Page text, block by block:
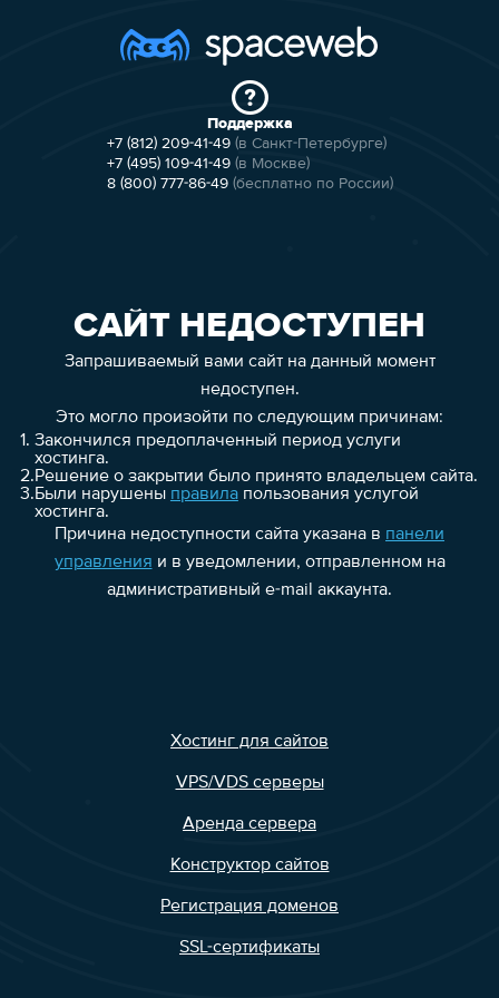
Поддержка
+7 (812) 209-41-49 (в Санкт-Петербурге)
+7 (495) 109-41-49 (в Москве)
8 (800) 777-86-49 (бесплатно по России)
САЙТ НЕДОСТУПЕН
Запрашиваемый вами сайт на данный момент
недоступен.
Это могло произойти по следующим причинам:
1. Закончился предоплаченный период услуги
хостинга.
2.Решение о закрытии было принято владельцем сайта.
3.Были нарушены правилапользования услугой
хостинга.
Причина недоступности сайта указана в панели
управления и в уведомлении, отправленном на
административный e-mail аккаунта.
Хостинг для сайтов
VPS/VDS серверы
Аренда сервера
Конструктор сайтов
Регистрация доменов
SSL-сертификаты